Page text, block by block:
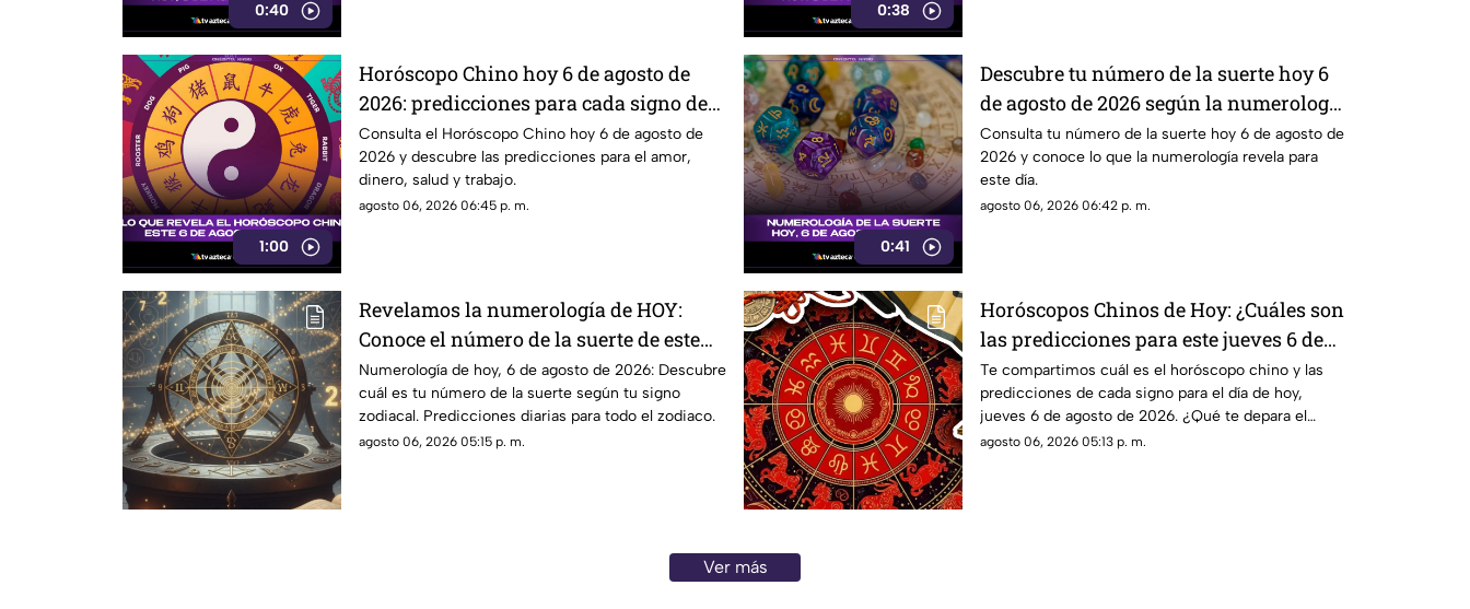
0:40 0:38
1:00
Horóscopo Chino hoy 6 de agosto de
2026: predicciones para cada signo del
zodiaco chino
Consulta el Horóscopo Chino hoy 6 de agosto de
2026 y descubre las predicciones para el amor,
dinero, salud y trabajo.
agosto 06, 2026 06:45 p. m.
0:41
Descubre tu número de la suerte hoy 6
de agosto de 2026 según la numerología
y su significado
Consulta tu número de la suerte hoy 6 de agosto de
2026 y conoce lo que la numerología revela para
este día.
agosto 06, 2026 06:42 p. m.
Revelamos la numerología de HOY:
Conoce el número de la suerte de este
jueves 6 de agosto de 2026, para cada
signo del zodiaco
Numerología de hoy, 6 de agosto de 2026: Descubre
cuál es tu número de la suerte según tu signo
zodiacal. Predicciones diarias para todo el zodiaco.
agosto 06, 2026 05:15 p. m.
Horóscopos Chinos de Hoy: ¿Cuáles son
las predicciones para este jueves 6 de
agosto de 2026?
Te compartimos cuál es el horóscopo chino y las
predicciones de cada signo para el día de hoy,
jueves 6 de agosto de 2026. ¿Qué te depara el
destino?
agosto 06, 2026 05:13 p. m.
Ver más